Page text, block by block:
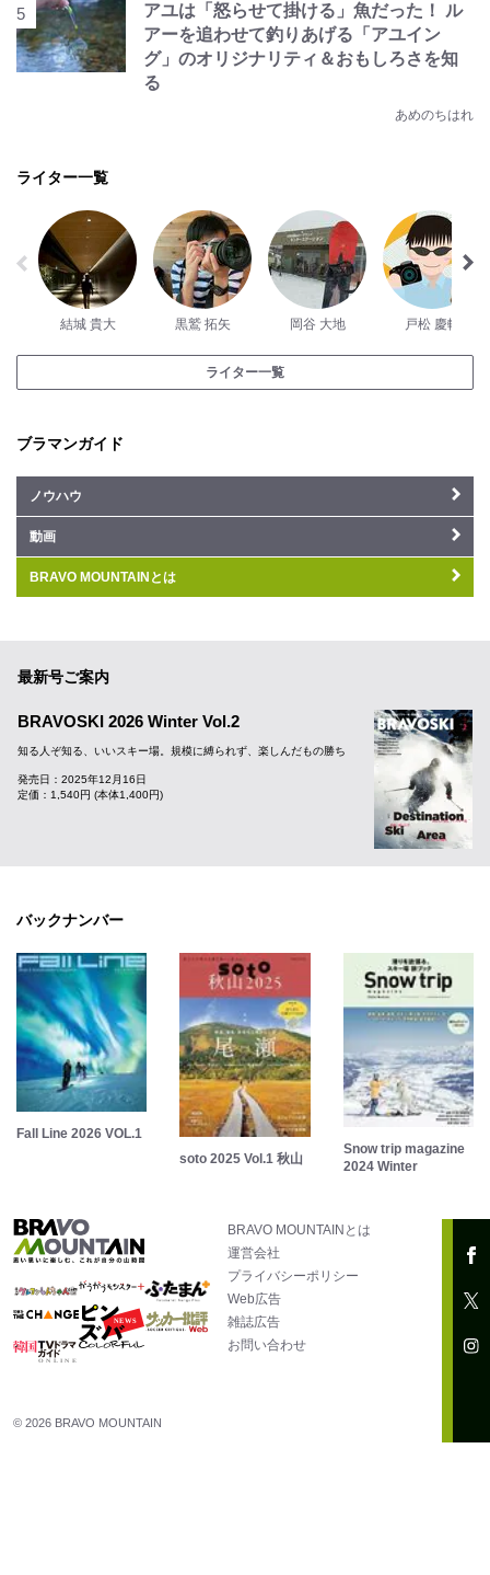
アユは「怒らせて掛ける」魚だった！ ル
アーを追わせて釣りあげる「アユイン
グ」のオリジナリティ＆おもしろさを知
る
あめのちはれ
ライター一覧
結城 貴大 黒鷲 拓矢 岡谷 大地 戸松 慶輔
ライター一覧
ブラマンガイド
ノウハウ
動画
BRAVO MOUNTAINとは
最新号ご案内
BRAVOSKI 2026 Winter Vol.2
知る人ぞ知る、いいスキー場。規模に縛られず、楽しんだもの勝ち
発売日：2025年12月16日
定価：1,540円 (本体1,400円)
バックナンバー
Fall Line 2026 VOL.1
soto 2025 Vol.1 秋山
Snow trip magazine
2024 Winter
BRAVO MOUNTAINとは
運営会社
プライバシーポリシー
Web広告
雑誌広告
お問い合わせ
© 2026 BRAVO MOUNTAIN